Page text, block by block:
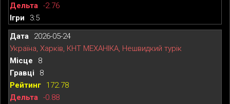
-2.76
3:5
2026-05-24
Україна, Харків, КНТ МЕХАНІКА, Нешвидкий турік
8
8
172.78
-0.88